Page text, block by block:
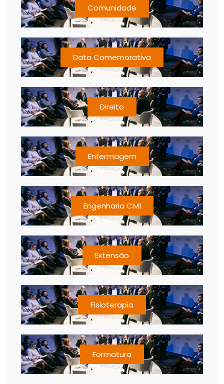
Comunidade
Data Comemorativa
Direito
Enfermagem
Engenharia Civil
Extensão
Fisioterapia
Formatura